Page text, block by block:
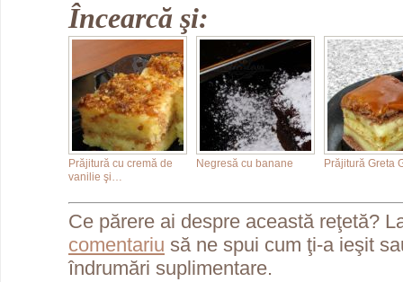
Încearcă şi:
Prăjitură cu cremă de
vanilie şi…
Negresă cu banane Prăjitură Greta
Ce părere ai despre această reţetă?
comentariu să ne spui cum ţi-a ieşit
îndrumări suplimentare.